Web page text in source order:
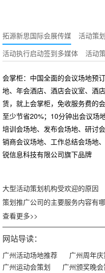
拓源新思国际会展传媒 活动策
活动执行启动签到多媒体
活动
会掌柜：中国全面的会议场地预
地、年会酒店、酒店会议室、酒
赁，就上会掌柜，免收服务费的
至少节省20%；10分钟出会议场
培训会场地、发布会场地、研讨
销商会议场地、工作总结会场地
锐信息科技有限公司旗下品牌
大型活动策划机构受欢迎的原因
策划推广公司的主要服务内容有
查看更多>>
网站导读：
广州活动场地推荐 广州周年
广州运动会策划
广州颁奖晚